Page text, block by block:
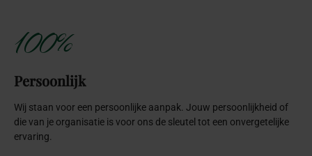
100%
Persoonlijk
Wij staan voor een persoonlijke aanpak. Jouw persoonlijkheid of
die van je organisatie is voor ons de sleutel tot een onvergetelijke
ervaring.